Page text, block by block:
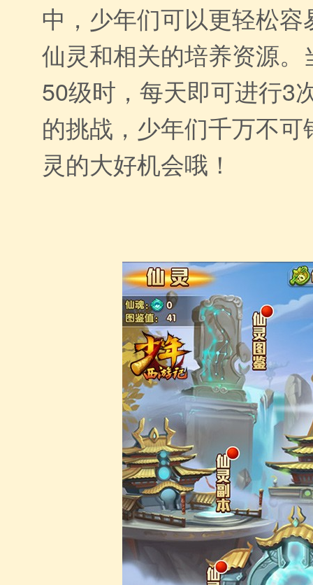
中，少年们可以更轻松
仙灵和相关的培养资源
50级时，每天即可进行3
的挑战，少年们千万不
灵的大好机会哦！